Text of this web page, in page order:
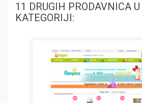
11 DRUGIH PRODAVNICA
KATEGORIJI: